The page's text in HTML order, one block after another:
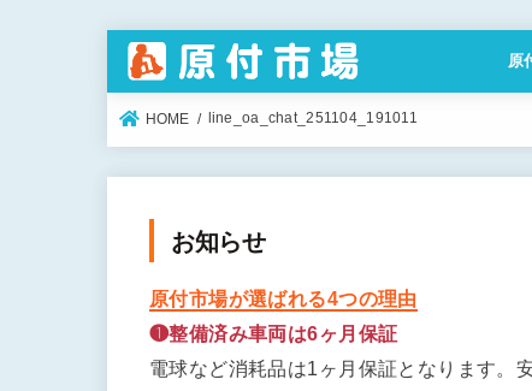
原
HOME line_oa_chat_251104_191011
お知らせ
原付市場が選ばれる4つの理由
❶整備済み車両は6ヶ月保証
電球など消耗品は1ヶ月保証となります。